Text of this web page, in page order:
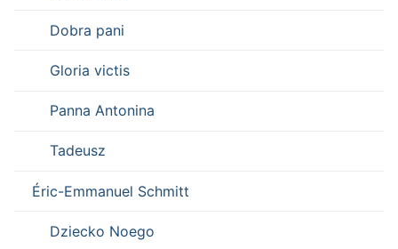
Dobra pani
Gloria victis
Panna Antonina
Tadeusz
Éric-Emmanuel Schmitt
Dziecko Noego